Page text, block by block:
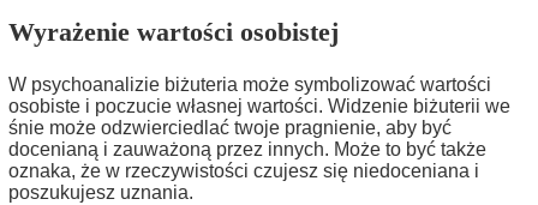
Wyrażenie wartości osobistej
W psychoanalizie biżuteria może symbolizować wartości
osobiste i poczucie własnej wartości. Widzenie biżuterii we
śnie może odzwierciedlać twoje pragnienie, aby być
docenianą i zauważoną przez innych. Może to być także
oznaka, że w rzeczywistości czujesz się niedoceniana i
poszukujesz uznania.